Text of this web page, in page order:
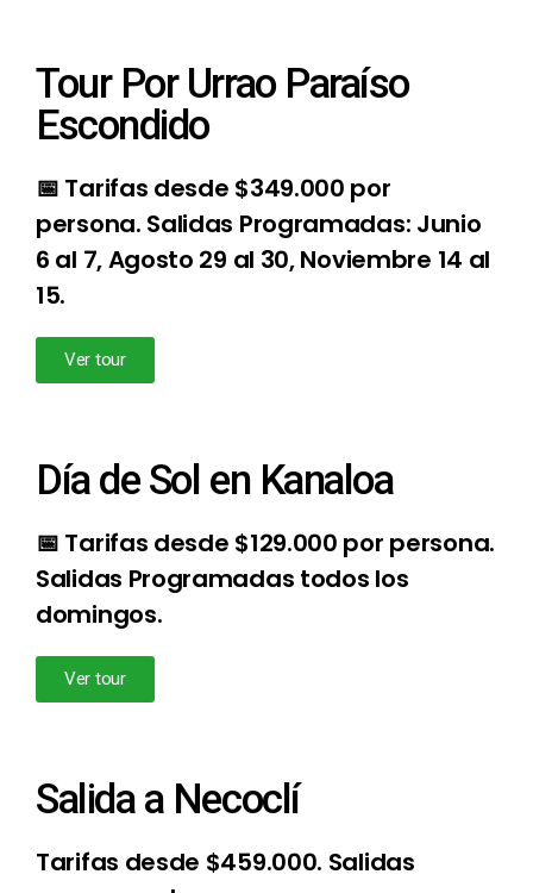
Tour Por Urrao Paraíso
Escondido
📅 Tarifas desde $349.000 por
persona. Salidas Programadas: Junio
6 al 7, Agosto 29 al 30, Noviembre 14 al
15.
Ver tour
Día de Sol en Kanaloa
📅 Tarifas desde $129.000 por persona.
Salidas Programadas todos los
domingos.
Ver tour
Salida a Necoclí
Tarifas desde $459.000. Salidas